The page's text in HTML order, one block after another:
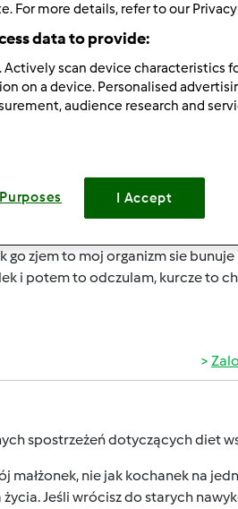
kiedys problem z
coca-cola, my w domu tego nie
pokazanie ile to ma cukru i filmik
cola. Junior zrobil wielkie oczy i juz
go zjem to moj organizm sie
i potem to odczulam, kurcze to
spostrzeżeń dotyczących diet
małżonek, nie jak kochanek na
Jeśli wrócisz do starych
For more details, refer to our
data to provide:
Actively scan device characteristics
on a device. Personalised
audience research and
I Accept